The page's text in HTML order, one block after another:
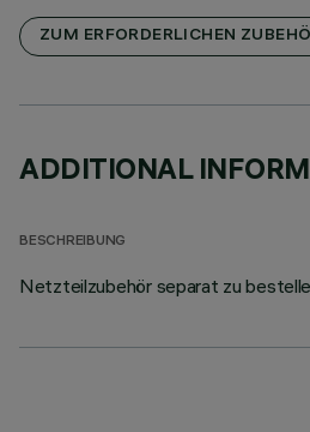
ZUM ERFORDERLICHEN
ADDITIONAL
BESCHREIBUNG
Netzteilzubehör separat zu